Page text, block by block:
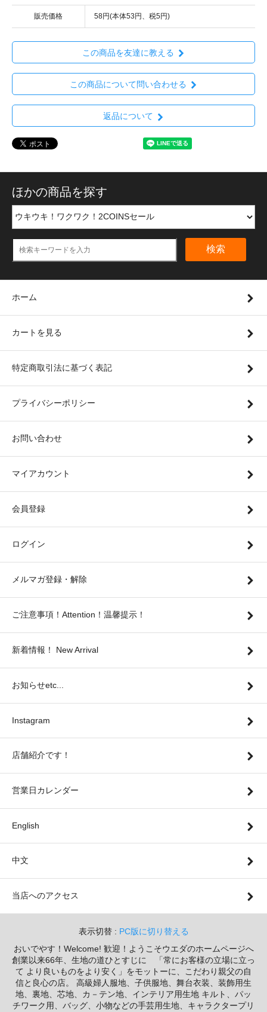
販売価格 58円(本体53円、税5円)
この商品を友達に教える
この商品について問い合わせる
返品について
ほかの商品を探す
検索
ホーム
カートを見る
特定商取引法に基づく表記
プライバシーポリシー
お問い合わせ
マイアカウント
会員登録
ログイン
メルマガ登録・解除
ご注意事項！Attention！温馨提示！
新着情報！ New Arrival
お知らせetc...
Instagram
店舗紹介です！
営業日カレンダー
English
中文
当店へのアクセス
表示切替 : PC版に切り替える
おいでやす！Welcome! 歓迎！ようこそウエダのホームページへ
創業以来66年、生地の道ひとすじに 「常にお客様の立場に立っ
て より良いものをより安く」をモットーに、こだわり親父の自
信と良心の店。 高級婦人服地、子供服地、舞台衣装、装飾用生
地、裏地、芯地、カ－テン地、インテリア用生地 キルト、パッ
チワーク用、バッグ、小物などの手芸用生地、キャラクタープリ